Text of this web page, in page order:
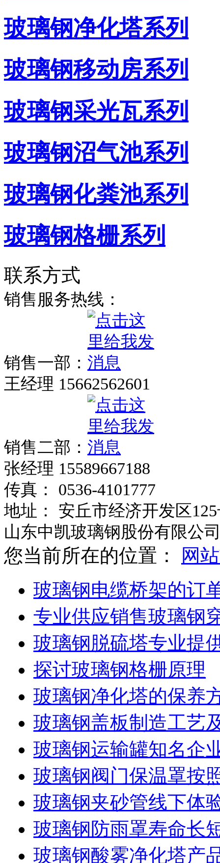
玻璃钢净化塔系列
玻璃钢移动房系列
玻璃钢采光瓦系列
玻璃钢沼气池系列
玻璃钢化粪池系列
玻璃钢格栅系列
联系方式
销售服务热线：
销售一部：
王经理 15662562601
销售二部：
张经理 15589667188
传真： 0536-4101777
地址： 安丘市经济开发区
山东中凯玻璃钢股份有限公
您当前所在的位置：
网
玻璃钢电缆桥架的订
专业供应销售玻璃钢
玻璃钢脱硫塔专业提
探讨玻璃钢格栅原理
玻璃钢净化塔的保养
玻璃钢盖板制造工艺
玻璃钢运输罐知名企
玻璃钢阀门保温罩按
玻璃钢夹砂管线下体
玻璃钢防雨罩寿命长
玻璃钢酸雾净化塔产